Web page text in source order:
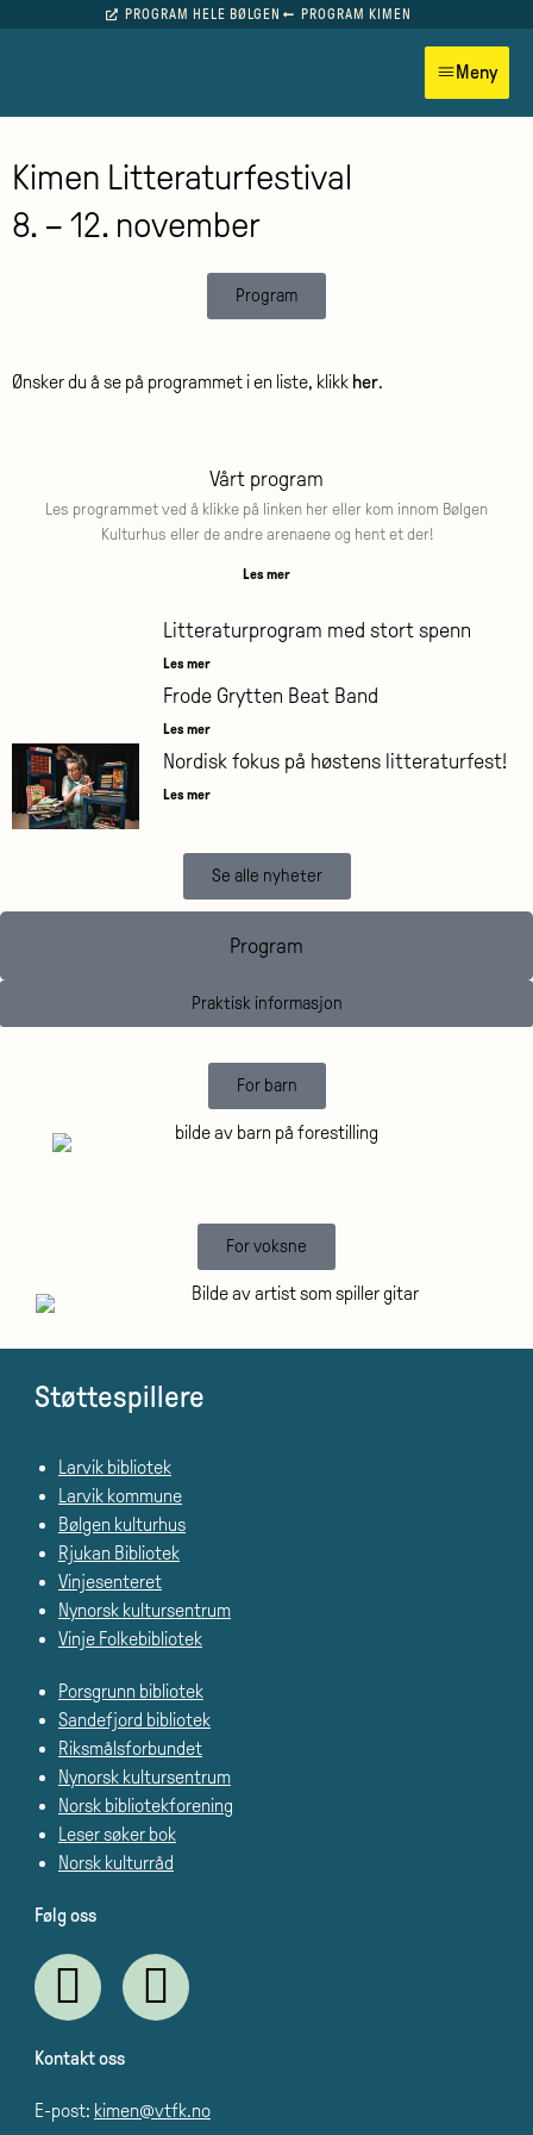
PROGRAM HELE BØLGEN PROGRAM KIMEN
Meny
Kimen Litteraturfestival
8. – 12. november
Program
Ønsker du å se på programmet i en liste, klikk her.
Vårt program
Les programmet ved å klikke på linken her eller kom innom Bølgen
Kulturhus eller de andre arenaene og hent et der!
Les mer
Litteraturprogram med stort spenn
Les mer
Frode Grytten Beat Band
Les mer
Nordisk fokus på høstens litteraturfest!
Les mer
Se alle nyheter
Program
Praktisk informasjon
For barn
For voksne
Støttespillere
Larvik bibliotek
Larvik kommune
Bølgen kulturhus
Rjukan Bibliotek
Vinjesenteret
Nynorsk kultursentrum
Vinje Folkebibliotek
Porsgrunn bibliotek
Sandefjord bibliotek
Riksmålsforbundet
Nynorsk kultursentrum
Norsk bibliotekforening
Leser søker bok
Norsk kulturråd
Følg oss
Kontakt oss
E-post: kimen@vtfk.no